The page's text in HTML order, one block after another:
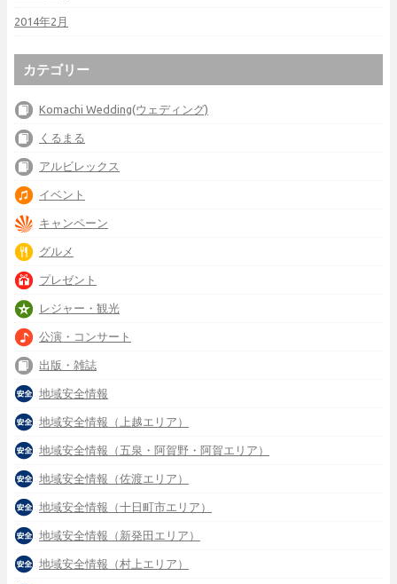
2014年2月
カテゴリー
Komachi Wedding(ウェディング)
くるまる
アルビレックス
イベント
キャンペーン
グルメ
プレゼント
レジャー・観光
公演・コンサート
出版・雑誌
地域安全情報
地域安全情報（上越エリア）
地域安全情報（五泉・阿賀野・阿賀エリア）
地域安全情報（佐渡エリア）
地域安全情報（十日町市エリア）
地域安全情報（新発田エリア）
地域安全情報（村上エリア）